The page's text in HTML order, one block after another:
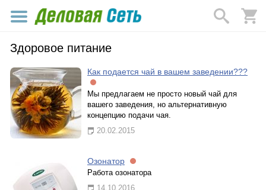
Здоровое питание
Как подается чай в вашем заведении???
Мы предлагаем не просто новый чай для
вашего заведения, но альтернативную
концепцию подачи чая.
20.02.2015
Озонатор
Работа озонатора
14.10.2016